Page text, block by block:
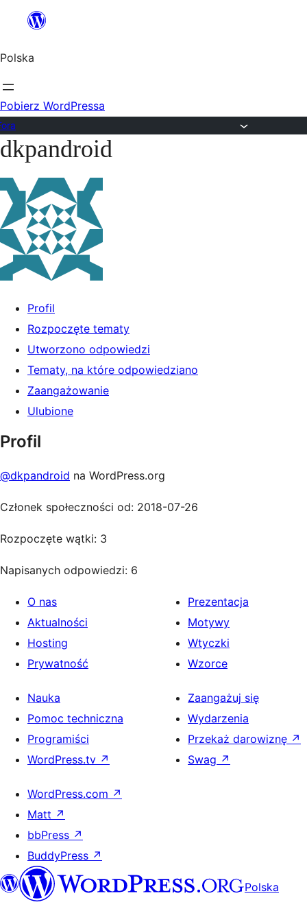
Przejdź
treści
Polska
Pobierz WordPressa
Przejdź
treści
dkpandroid
Profil
Rozpoczęte tematy
Utworzono odpowiedzi
Tematy, na które odpowiedziano
Zaangażowanie
Ulubione
Profil
@dkpandroid na WordPress.org
Członek społeczności od: 2018-07-26
Rozpoczęte wątki: 3
Napisanych odpowiedzi: 6
O nas
Aktualności
Hosting
Prywatność
Prezentacja
Motywy
Wtyczki
Wzorce
Nauka
Pomoc techniczna
Programiści
WordPress.tv ↗
Zaangażuj się
Wydarzenia
Przekaż darowiznę ↗
Swag ↗
WordPress.com ↗
Matt ↗
bbPress ↗
BuddyPress ↗
Polska